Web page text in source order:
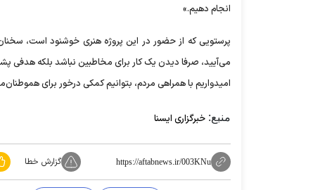
انجام دهیم.»
پرستویی که از حضور در این پروژه هنری خوشنود است،
می‌آیید، صرفا دیدن یک کار برای مخاطبین نباشد بلکه هدفی
امیدواریم با همراهی مردم، بتوانیم کمکی درخور برای
منبع: خبرگزاری ایسنا
https://aftabnews.ir/003KNu گزارش خطا